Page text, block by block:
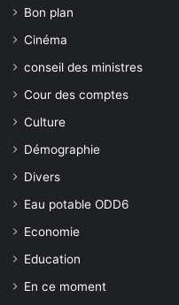
Bon plan
Cinéma
conseil des ministres
Cour des comptes
Culture
Démographie
Divers
Eau potable ODD6
Economie
Education
En ce moment